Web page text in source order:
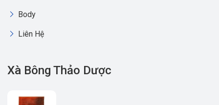
Body
Liên Hệ
Xà Bông Thảo Dược